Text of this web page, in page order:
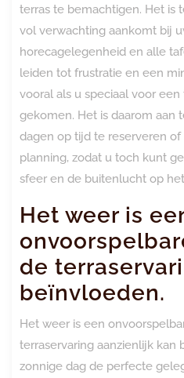
terras te bemachtigen. Het is
vol verwachting aankomt bij
horecagelegenheid en alle
leiden tot frustratie en een
vooral als u speciaal voor
gekomen. Het is daarom aan
dagen op tijd te reserveren
planning, zodat u toch kunt
sfeer en de buitenlucht op
Het weer is
de
beïnvloeden.
Het weer is een
terraservaring aanzienlijk kan
zonnige dag de perfecte